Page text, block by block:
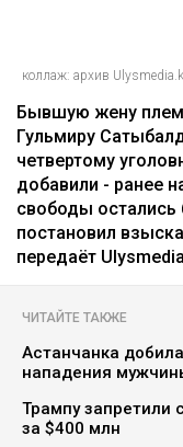
коллаж: архив
Бывшую жену
Гульмиру
четвертому
добавили - ранее
свободы остались
постановил
передаёт
ЧИТАЙТЕ ТАКЖЕ
Астанчанка
нападения
Трампу запретили
за $400 млн